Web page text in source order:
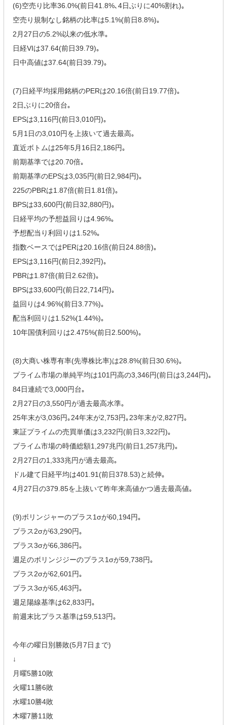
(6)空売り比率36.0%(前日41.8%､4日ぶりに40%割れ)｡
空売り規制なし銘柄の比率は5.1%(前日8.8%)｡
2月27日の5.2%以来の低水準｡
日経VIは37.64(前日39.79)｡
日中高値は37.64(前日39.79)｡
(7)日経平均採用銘柄のPERは20.16倍(前日19.77倍)｡
2日ぶりに20倍台｡
EPSは3,116円(前日3,010円)｡
5月1日の3,010円を上抜いて過去最高｡
直近ボトムは25年5月16日2,186円｡
前期基準では20.70倍｡
前期基準のEPSは3,035円(前日2,984円)｡
225のPBRは1.87倍(前日1.81倍)｡
BPSは33,600円(前日32,880円)｡
日経平均の予想益回りは4.96%｡
予想配当り利回りは1.52%｡
指数ベースではPERは20.16倍(前日24.88倍)｡
EPSは3,116円(前日2,392円)｡
PBRは1.87倍(前日2.62倍)｡
BPSは33,600円(前日22,714円)｡
益回りは4.96%(前日3.77%)｡
配当利回りは1.52%(1.44%)｡
10年国債利回りは2.475%(前日2.500%)｡
(8)大商い株専有率(先導株比率)は28.8%(前日30.6%)｡
プライム市場の単純平均は101円高の3,346円(前日は3,244円)｡
84日連続で3,000円台｡
2月27日の3,550円が過去最高水準｡
25年末が3,036円｡24年末が2,753円｡23年末が2,827円｡
東証プライムの売買単価は3,232円(前日3,322円)｡
プライム市場の時価総額1,297兆円(前日1,257兆円)｡
2月27日の1,333兆円が過去最高｡
ドル建て日経平均は401.91(前日378.53)と続伸｡
4月27日の379.85を上抜いて昨年来高値かつ過去最高値｡
(9)ボリンジャーのプラス1σが60,194円｡
プラス2σが63,290円｡
プラス3σが66,386円｡
週足のボリンジジーのプラス1σが59,738円｡
プラス2σが62,601円｡
プラス3σが65,463円｡
週足陽線基準は62,833円｡
前週末比プラス基準は59,513円｡
今年の曜日別勝敗(5月7日まで)
↓
月曜5勝10敗
火曜11勝6敗
水曜10勝4敗
木曜7勝11敗